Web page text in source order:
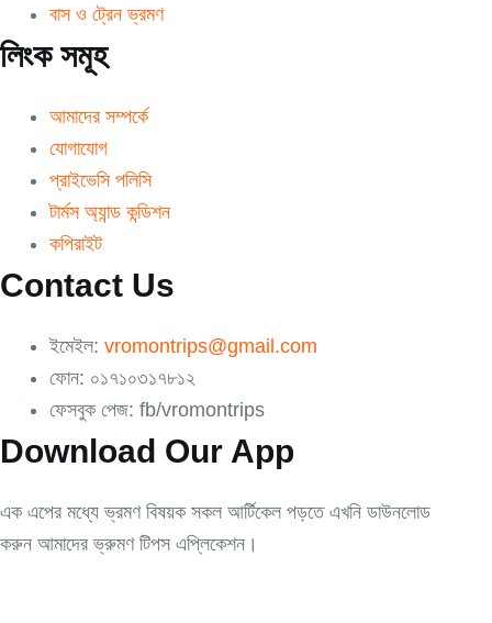
বাস ও ট্রেন ভ্রমণ
লিংক সমূহ
আমাদের সম্পর্কে
যোগাযোগ
প্রাইভেসি পলিসি
টার্মস অ্যান্ড কন্ডিশন
কপিরাইট
Contact Us
ইমেইল: vromontrips@gmail.com
ফোন: ০১৭১০৩১৭৮১২
ফেসবুক পেজ: fb/vromontrips
Download Our App
এক এপের মধ্যে ভ্রমণ বিষয়ক সকল আর্টিকেল পড়তে এখনি ডাউনলোড
করুন আমাদের ভ্রুমণ টিপস এপ্লিকেশন।